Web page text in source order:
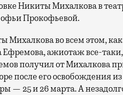
Никиты Михалкова в
Прокофьевой.
Михалкова во всем этом,
ажиотаж все-
получил от Михалкова
после его освобождения
— 25 и 26 марта. А